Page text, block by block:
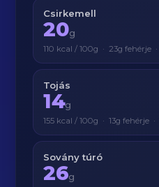
Csirkemell
20g
110 kcal / 100g · 23g fehérje
Tojás
14g
155 kcal / 100g · 13g fehérje ·
Sovány túró
26g